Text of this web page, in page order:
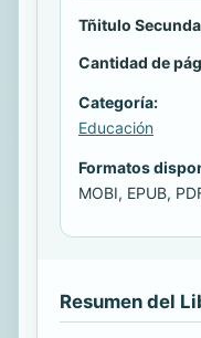
Tñitulo
Cantidad de
Categoría:
Educación
Formatos
MOBI, EPUB,
Resumen del